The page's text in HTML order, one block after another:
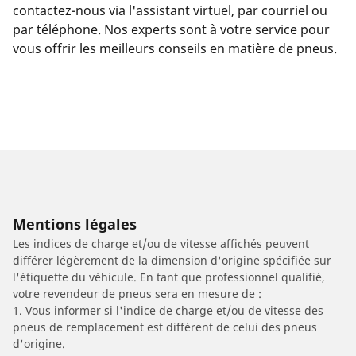
contactez-nous via l'assistant virtuel, par courriel ou
par téléphone. Nos experts sont à votre service pour
vous offrir les meilleurs conseils en matière de pneus.
Mentions légales
Les indices de charge et/ou de vitesse affichés peuvent
différer légèrement de la dimension d'origine spécifiée sur
l'étiquette du véhicule. En tant que professionnel qualifié,
votre revendeur de pneus sera en mesure de :
1. Vous informer si l'indice de charge et/ou de vitesse des
pneus de remplacement est différent de celui des pneus
d'origine.